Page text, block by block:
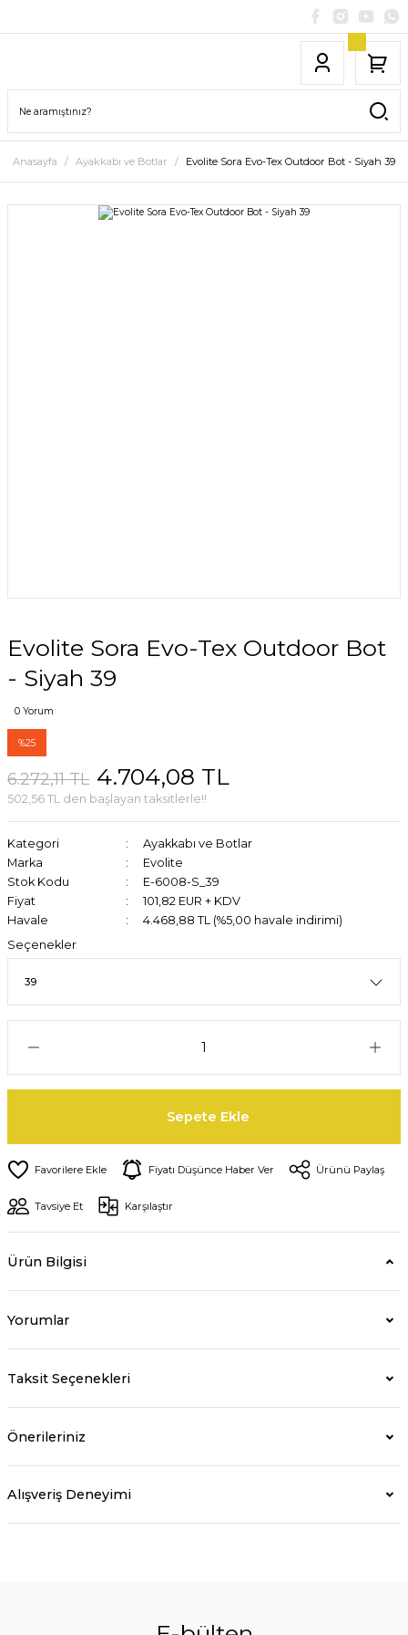
Anasayfa Ayakkabı ve Botlar Evolite Sora Evo-Tex Outdoor Bot - Siyah 39
Evolite Sora Evo-Tex Outdoor Bot
- Siyah 39
0 Yorum
%25
6.272,11 TL 4.704,08 TL
502,56 TL den başlayan taksitlerle!!
Kategori
Ayakkabı ve Botlar
Marka
Evolite
Stok Kodu
E-6008-S_39
Fiyat
101,82 EUR + KDV
Havale
4.468,88 TL (%5,00 havale indirimi)
Seçenekler
Sepete Ekle
Fiyatı Düşünce Haber Ver Ürünü Paylaş
Tavsiye Et Karşılaştır
Ürün Bilgisi
Yorumlar
Taksit Seçenekleri
Önerileriniz
Alışveriş Deneyimi